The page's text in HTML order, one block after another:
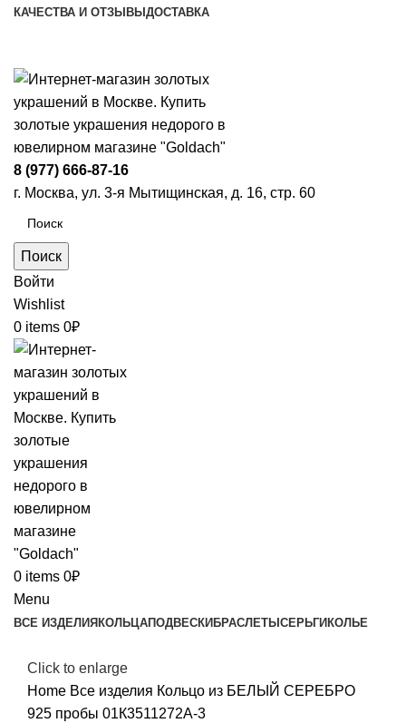
КАЧЕСТВА И ОТЗЫВЫ ДОСТАВКА
8 (977) 666-87-16
г. Москва, ул. 3-я Мытищинская, д. 16, стр. 60
Поиск
Войти
Wishlist
0 items 0₽
0 items 0₽
Menu
ВСЕ ИЗДЕЛИЯ КОЛЬЦАПОДВЕСКИ БРАСЛЕТЫ СЕРЬГИ КОЛЬЕ
Click to enlarge
Home Все изделия Кольцо из БЕЛЫЙ СЕРЕБРО
925 пробы 01К3511272А-3